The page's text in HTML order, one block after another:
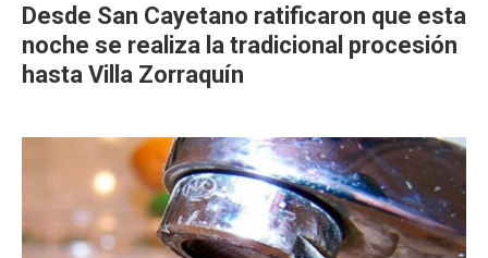
Desde San Cayetano ratificaron que esta
noche se realiza la tradicional procesión
hasta Villa Zorraquín